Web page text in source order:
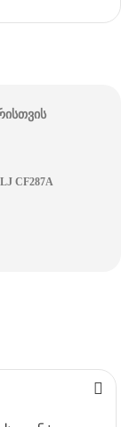
CF287A